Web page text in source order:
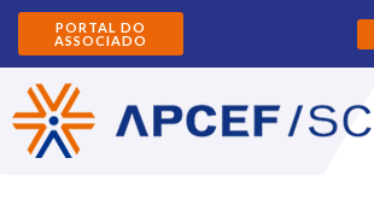
PORTAL DO
ASSOCIADO